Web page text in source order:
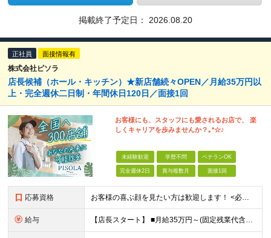
掲載終了予定日： 2026.08.20
正社員 面接情報有
株式会社ピソラ
店長候補（ホール・キッチン）★新店舗続々OPEN／月給35万円以
上・完全週休二日制・年間休日120日／面接1回
お客様にも、スタッフにも愛されるお店で、 楽
しくキャリアを歩みませんか？｡*☆♪
未経験歓迎 学歴不問 ベテランOK
完全週休2日 賞与複数月 面接1回
応募資格 お客様の喜ぶ顔を見たい方は歓迎します！ <必須条件> ☆学歴不問 ☆飲食業での店長やマネージメント経験をお持ちの方（業種・年数不問） <歓迎条件> ☆何らかの業種での店長・マネージャーの経験 ☆て
給与 【店長スタート】 ■月給35万円～(固定残業代含む) ※給与額は経験と能力を考慮の上、決定いたします。 ※固定残業代は、時間外労働の有無に関わらず19時間分を、月42,200円支給 ※上記を超える時